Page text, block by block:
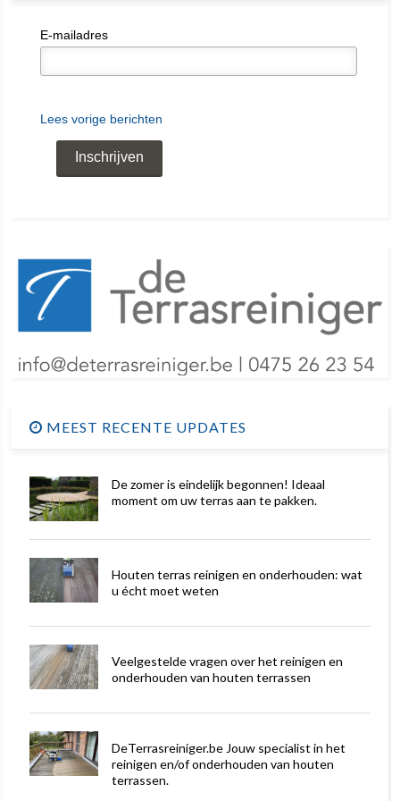
E-mailadres
Lees vorige berichten
MEEST RECENTE UPDATES
De zomer is eindelijk begonnen! Ideaal
moment om uw terras aan te pakken.
Houten terras reinigen en onderhouden: wat
u écht moet weten
Veelgestelde vragen over het reinigen en
onderhouden van houten terrassen
DeTerrasreiniger.be Jouw specialist in het
reinigen en/of onderhouden van houten
terrassen.